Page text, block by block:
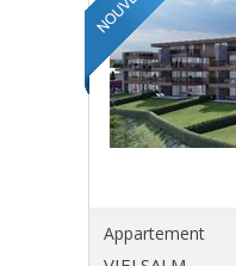
Appartement